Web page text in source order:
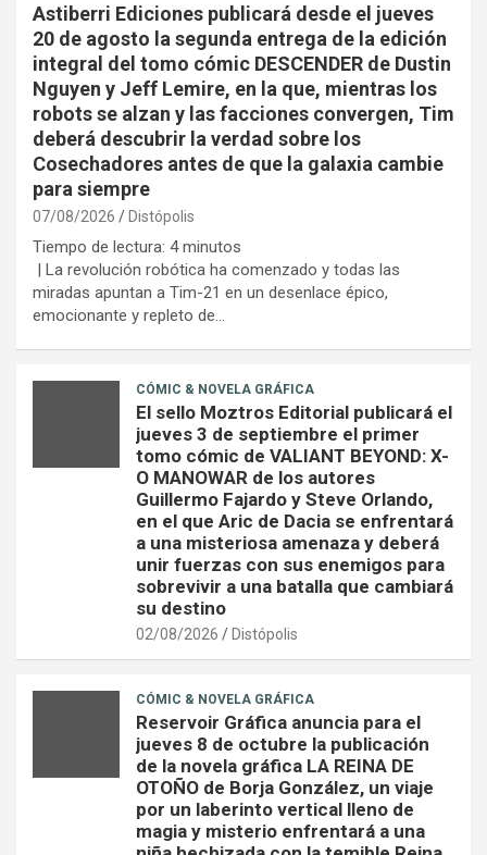
Astiberri Ediciones publicará desde el jueves
20 de agosto la segunda entrega de la edición
integral del tomo cómic DESCENDER de Dustin
Nguyen y Jeff Lemire, en la que, mientras los
robots se alzan y las facciones convergen, Tim
deberá descubrir la verdad sobre los
Cosechadores antes de que la galaxia cambie
para siempre
07/08/2026 Distópolis
Tiempo de lectura: 4 minutos
| La revolución robótica ha comenzado y todas las
miradas apuntan a Tim-21 en un desenlace épico,
emocionante y repleto de…
CÓMIC & NOVELA GRÁFICA
El sello Moztros Editorial publicará el
jueves 3 de septiembre el primer
tomo cómic de VALIANT BEYOND: X-
O MANOWAR de los autores
Guillermo Fajardo y Steve Orlando,
en el que Aric de Dacia se enfrentará
a una misteriosa amenaza y deberá
unir fuerzas con sus enemigos para
sobrevivir a una batalla que cambiará
su destino
02/08/2026 Distópolis
CÓMIC & NOVELA GRÁFICA
Reservoir Gráfica anuncia para el
jueves 8 de octubre la publicación
de la novela gráfica LA REINA DE
OTOÑO de Borja González, un viaje
por un laberinto vertical lleno de
magia y misterio enfrentará a una